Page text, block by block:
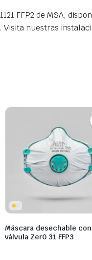
FFP2 de MSA,
nuestras
Máscara desechable con
válvula Zer0 31 FFP3